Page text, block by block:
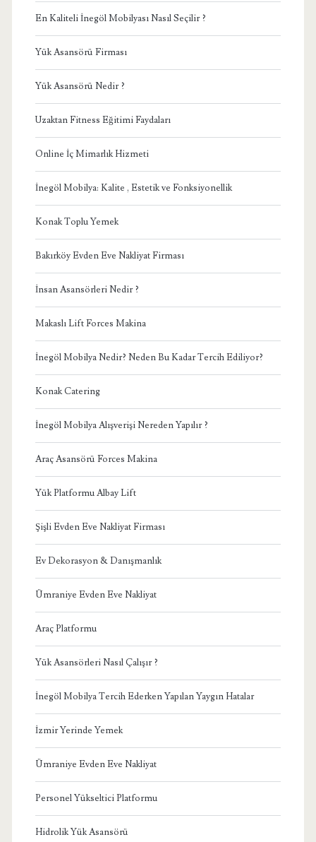
En Kaliteli İnegöl Mobilyası Nasıl Seçilir ?
Yük Asansörü Firması
Yük Asansörü Nedir ?
Uzaktan Fitness Eğitimi Faydaları
Online İç Mimarlık Hizmeti
İnegöl Mobilya: Kalite , Estetik ve Fonksiyonellik
Konak Toplu Yemek
Bakırköy Evden Eve Nakliyat Firması
İnsan Asansörleri Nedir ?
Makaslı Lift Forces Makina
İnegöl Mobilya Nedir? Neden Bu Kadar Tercih Ediliyor?
Konak Catering
İnegöl Mobilya Alışverişi Nereden Yapılır ?
Araç Asansörü Forces Makina
Yük Platformu Albay Lift
Şişli Evden Eve Nakliyat Firması
Ev Dekorasyon & Danışmanlık
Ümraniye Evden Eve Nakliyat
Araç Platformu
Yük Asansörleri Nasıl Çalışır ?
İnegöl Mobilya Tercih Ederken Yapılan Yaygın Hatalar
İzmir Yerinde Yemek
Ümraniye Evden Eve Nakliyat
Personel Yükseltici Platformu
Hidrolik Yük Asansörü